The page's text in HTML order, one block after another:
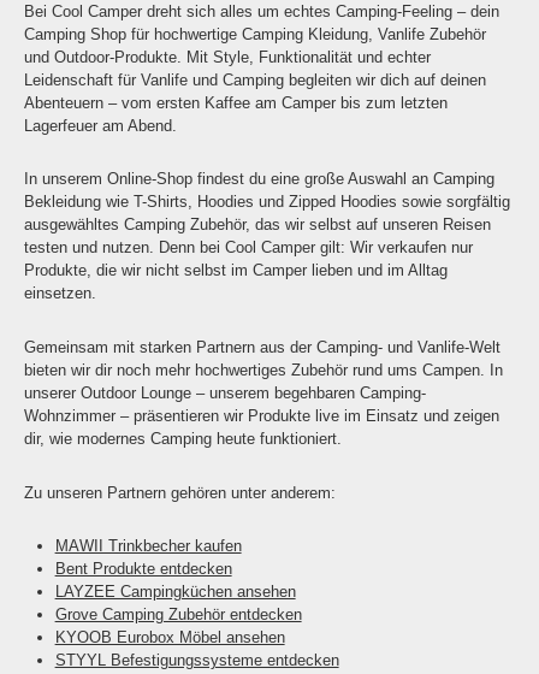
Bei Cool Camper dreht sich alles um echtes Camping-Feeling – dein
Camping Shop für hochwertige Camping Kleidung, Vanlife Zubehör
und Outdoor-Produkte. Mit Style, Funktionalität und echter
Leidenschaft für Vanlife und Camping begleiten wir dich auf deinen
Abenteuern – vom ersten Kaffee am Camper bis zum letzten
Lagerfeuer am Abend.
In unserem Online-Shop findest du eine große Auswahl an Camping
Bekleidung wie T-Shirts, Hoodies und Zipped Hoodies sowie sorgfältig
ausgewähltes Camping Zubehör, das wir selbst auf unseren Reisen
testen und nutzen. Denn bei Cool Camper gilt: Wir verkaufen nur
Produkte, die wir nicht selbst im Camper lieben und im Alltag
einsetzen.
Gemeinsam mit starken Partnern aus der Camping- und Vanlife-Welt
bieten wir dir noch mehr hochwertiges Zubehör rund ums Campen. In
unserer Outdoor Lounge – unserem begehbaren Camping-
Wohnzimmer – präsentieren wir Produkte live im Einsatz und zeigen
dir, wie modernes Camping heute funktioniert.
Zu unseren Partnern gehören unter anderem:
MAWII Trinkbecher kaufen
Bent Produkte entdecken
LAYZEE Campingküchen ansehen
Grove Camping Zubehör entdecken
KYOOB Eurobox Möbel ansehen
STYYL Befestigungssysteme entdecken